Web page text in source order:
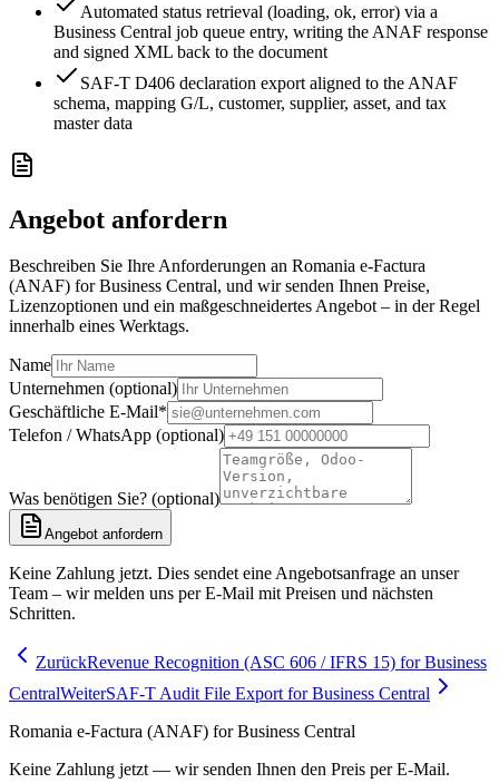
Automated status retrieval (loading, ok, error) via a
Business Central job queue entry, writing the ANAF response
and signed XML back to the document
SAF-T D406 declaration export aligned to the ANAF
schema, mapping G/L, customer, supplier, asset, and tax
master data
Angebot anfordern
Beschreiben Sie Ihre Anforderungen an Romania e-Factura
(ANAF) for Business Central, und wir senden Ihnen Preise,
Lizenzoptionen und ein maßgeschneidertes Angebot – in der Regel
innerhalb eines Werktags.
Name
Unternehmen (optional)
Geschäftliche E-Mail*
Telefon / WhatsApp (optional)
Was benötigen Sie? (optional)
Angebot anfordern
Keine Zahlung jetzt. Dies sendet eine Angebotsanfrage an unser
Team – wir melden uns per E-Mail mit Preisen und nächsten
Schritten.
ZurückRevenue Recognition (ASC 606 / IFRS 15) for Business
CentralWeiterSAF-T Audit File Export for Business Central
Romania e-Factura (ANAF) for Business Central
Keine Zahlung jetzt — wir senden Ihnen den Preis per E-Mail.